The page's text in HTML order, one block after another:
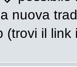
nuova
(trovi il